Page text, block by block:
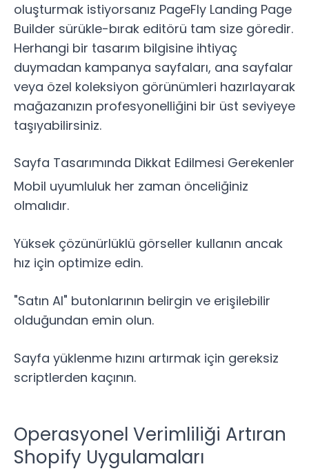
oluşturmak istiyorsanız PageFly Landing Page
Builder sürükle-bırak editörü tam size göredir.
Herhangi bir tasarım bilgisine ihtiyaç
duymadan kampanya sayfaları, ana sayfalar
veya özel koleksiyon görünümleri hazırlayarak
mağazanızın profesyonelliğini bir üst seviyeye
taşıyabilirsiniz.
Sayfa Tasarımında Dikkat Edilmesi Gerekenler
Mobil uyumluluk her zaman önceliğiniz
olmalıdır.
Yüksek çözünürlüklü görseller kullanın ancak
hız için optimize edin.
"Satın Al" butonlarının belirgin ve erişilebilir
olduğundan emin olun.
Sayfa yüklenme hızını artırmak için gereksiz
scriptlerden kaçının.
Operasyonel Verimliliği Artıran
Shopify Uygulamaları